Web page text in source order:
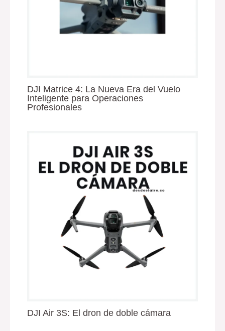
DJI Matrice 4: La Nueva Era del Vuelo
Inteligente para Operaciones
Profesionales
DJI Air 3S: El dron de doble cámara